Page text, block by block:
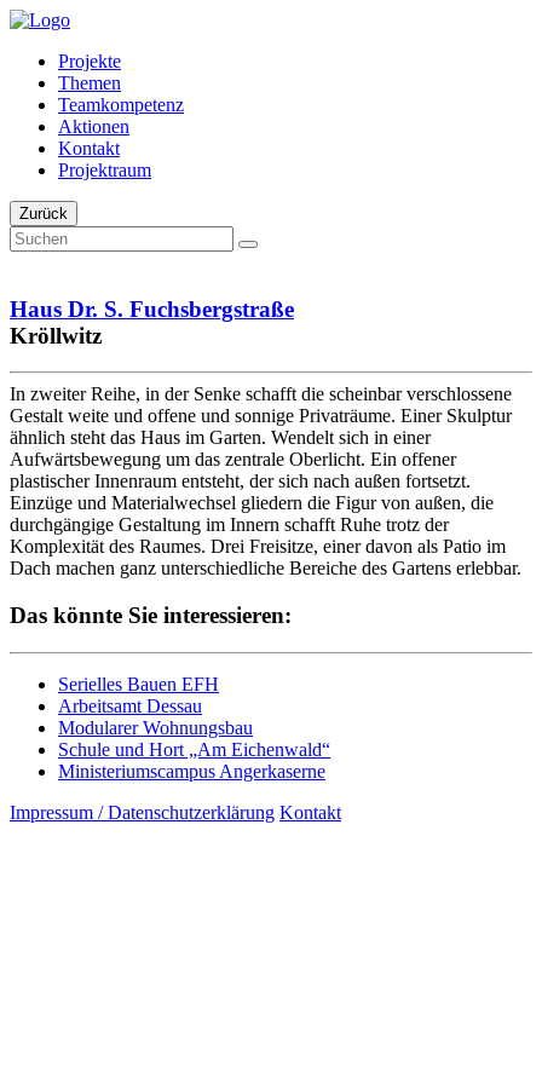
Projekte
Themen
Teamkompetenz
Aktionen
Kontakt
Projektraum
Zurück
Haus Dr. S. Fuchsbergstraße
Kröllwitz
In zweiter Reihe, in der Senke schafft die scheinbar verschlossene
Gestalt weite und offene und sonnige Privaträume. Einer Skulptur
ähnlich steht das Haus im Garten. Wendelt sich in einer
Aufwärtsbewegung um das zentrale Oberlicht. Ein offener
plastischer Innenraum entsteht, der sich nach außen fortsetzt.
Einzüge und Materialwechsel gliedern die Figur von außen, die
durchgängige Gestaltung im Innern schafft Ruhe trotz der
Komplexität des Raumes. Drei Freisitze, einer davon als Patio im
Dach machen ganz unterschiedliche Bereiche des Gartens erlebbar.
Das könnte Sie interessieren:
Serielles Bauen EFH
Arbeitsamt Dessau
Modularer Wohnungsbau
Schule und Hort „Am Eichenwald“
Ministeriumscampus Angerkaserne
Impressum / Datenschutzerklärung Kontakt